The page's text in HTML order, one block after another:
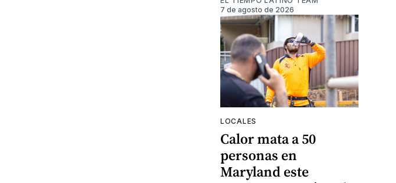
7 de agosto de 2026
LOCALES
Calor mata a 50
personas en
Maryland este